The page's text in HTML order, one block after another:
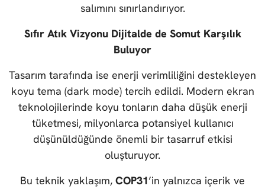
salımını sınırlandırıyor.
Sıfır Atık Vizyonu Dijitalde de Somut Karşılık
Buluyor
Tasarım tarafında ise enerji verimliliğini destekleyen
koyu tema (dark mode) tercih edildi. Modern ekran
teknolojilerinde koyu tonların daha düşük enerji
tüketmesi, milyonlarca potansiyel kullanıcı
düşünüldüğünde önemli bir tasarruf etkisi
oluşturuyor.
Bu teknik yaklaşım, COP31’in yalnızca içerik ve